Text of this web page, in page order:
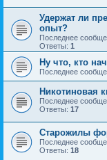
Удержат ли
опыт?
Последнее
Ответы: 1
Ну что, кто
Последнее
Никотиновая
Последнее
Ответы: 17
Старожилы
Последнее
Ответы: 18